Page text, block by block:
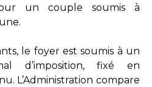
un couple soumis à
le foyer est soumis à un
d’imposition, fixé en
L’Administration compare